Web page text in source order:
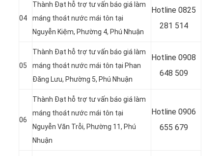
04
Thành Đạt hỗ trợ tư vấn báo giá làm
máng thoát nước mái tôn tại
Nguyễn Kiệm, Phường 4, Phú Nhuận
Hotline 0825
281 514
05
Thành Đạt hỗ trợ tư vấn báo giá làm
máng thoát nước mái tôn tại Phan
Đăng Lưu, Phường 5, Phú Nhuận
Hotline 0908
648 509
06
Thành Đạt hỗ trợ tư vấn báo giá làm
máng thoát nước mái tôn tại
Nguyễn Văn Trỗi, Phường 11, Phú
Nhuận
Hotline 0906
655 679